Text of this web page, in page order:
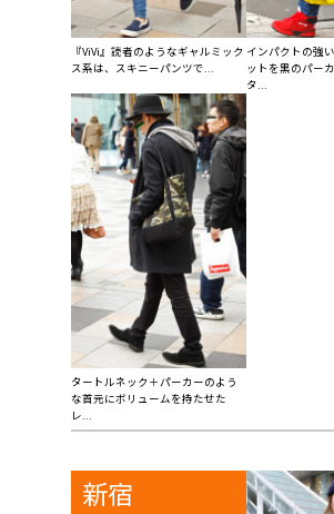
『ViVi』読者のようなギャルミック
ス系は、スキニーパンツで...
インパクトの強
ットを黒のパー
タ...
タートルネック＋パーカーのよう
な首元にボリュームを持たせた
レ...
新宿